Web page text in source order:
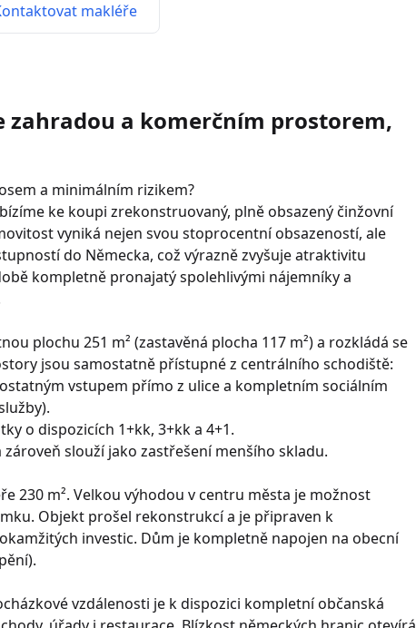
makléře
zahradou a komerčním prostorem,
a minimálním rizikem?
ke koupi zrekonstruovaný, plně obsazený činžovní
vyniká nejen svou stoprocentní obsazeností, ale
do Německa, což výrazně zvyšuje atraktivitu
kompletně pronajatý spolehlivými nájemníky a
plochu 251 m² (zastavěná plocha 117 m²) a rozkládá se
jsou samostatně přístupné z centrálního schodiště:
vstupem přímo z ulice a kompletním sociálním
o dispozicích 1+kk, 3+kk a 4+1.
slouží jako zastřešení menšího skladu.
230 m². Velkou výhodou v centru města je možnost
Objekt prošel rekonstrukcí a je připraven k
investic. Dům je kompletně napojen na obecní
vzdálenosti je k dispozici kompletní občanská